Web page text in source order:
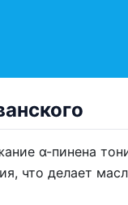
α-пинена
что делает